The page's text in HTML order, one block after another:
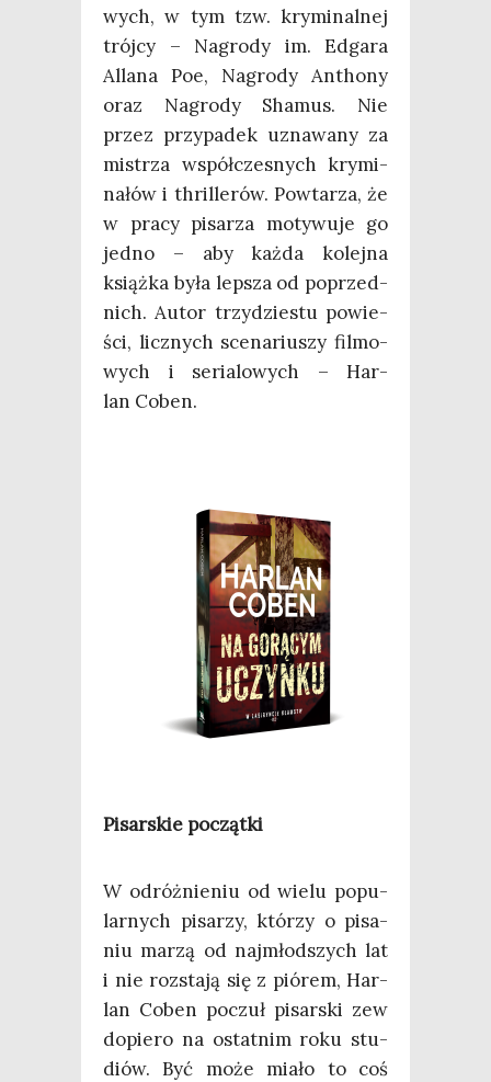
wych, w tym tzw. kry­mi­nal­nej
trój­cy – Nagro­dy im. Edga­ra
Alla­na Poe, Nagro­dy Antho­ny
oraz Nagro­dy Sha­mus. Nie
przez przy­pa­dek uzna­wa­ny za
mistrza współ­cze­snych kry­mi­
na­łów i thril­le­rów. Powta­rza, że
w pra­cy pisa­rza moty­wu­je go
jed­no – aby każ­da kolej­na
książ­ka była lep­sza od poprzed­
nich. Autor trzy­dzie­stu powie­
ści, licz­nych sce­na­riu­szy fil­mo­
wych i seria­lo­wych – Har­
lan Coben.
Pisar­skie początki
W odróż­nie­niu od wie­lu popu­
lar­nych pisa­rzy, któ­rzy o pisa­
niu marzą od naj­młod­szych lat
i nie roz­sta­ją się z pió­rem, Har­
lan Coben poczuł pisar­ski zew
dopie­ro na ostat­nim roku stu­
diów. Być może mia­ło to coś